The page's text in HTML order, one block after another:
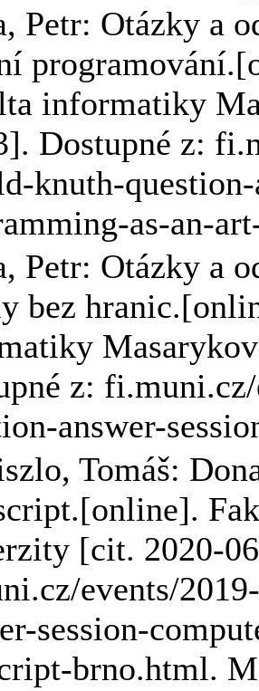
Petr: Otázky a
informatiky
Dostupné z:
knuth-
as-an-
Petr: Otázky a
bez
z:
answer-
Tomáš:
[cit. 2020-
events/
session-
brno.html.